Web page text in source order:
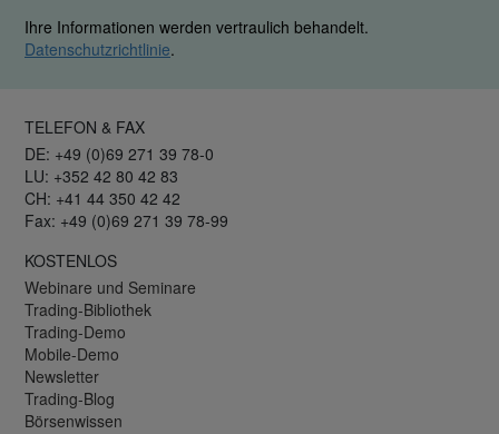
Ihre Informationen werden vertraulich behandelt.
Datenschutzrichtlinie.
TELEFON & FAX
DE: +49 (0)69 271 39 78-0
LU: +352 42 80 42 83
CH: +41 44 350 42 42
Fax: +49 (0)69 271 39 78-99
KOSTENLOS
Webinare und Seminare
Trading-Bibliothek
Trading-Demo
Mobile-Demo
Newsletter
Trading-Blog
Börsenwissen